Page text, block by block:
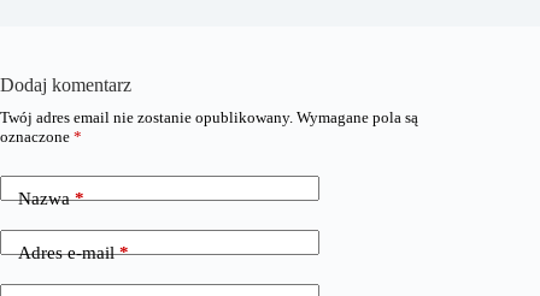
Dodaj komentarz
Twój adres email nie zostanie opublikowany. Wymagane pola są
oznaczone *
Nazwa*
Adres e-mail*